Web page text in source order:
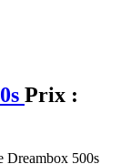
Prix :